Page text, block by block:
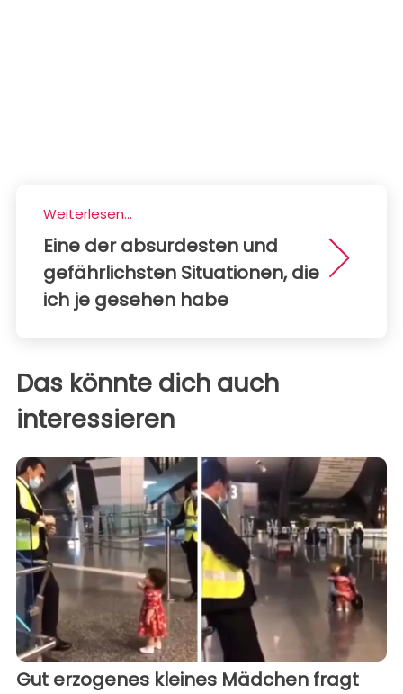
Weiterlesen...
Eine der absurdesten und
gefährlichsten Situationen, die
ich je gesehen habe
Das könnte dich auch
interessieren
Gut erzogenes kleines Mädchen fragt